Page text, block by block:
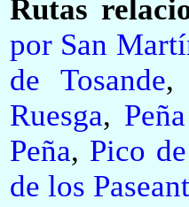
Rutas
por San
de Tosande
Ruesga,
Peña, Pico
de los